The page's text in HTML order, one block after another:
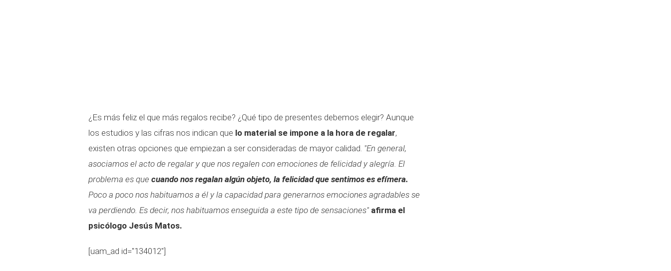
¿Es más feliz el que más regalos recibe? ¿Qué tipo de presentes debemos elegir? Aunque
los estudios y las cifras nos indican que lo material se impone a la hora de regalar,
existen otras opciones que empiezan a ser consideradas de mayor calidad. "En general,
asociamos el acto de regalar y que nos regalen con emociones de felicidad y alegría. El
problema es que cuando nos regalan algún objeto, la felicidad que sentimos es efímera.
Poco a poco nos habituamos a él y la capacidad para generarnos emociones agradables se
va perdiendo. Es decir, nos habituamos enseguida a este tipo de sensaciones" afirma el
psicólogo Jesús Matos.
[uam_ad id="134012"]